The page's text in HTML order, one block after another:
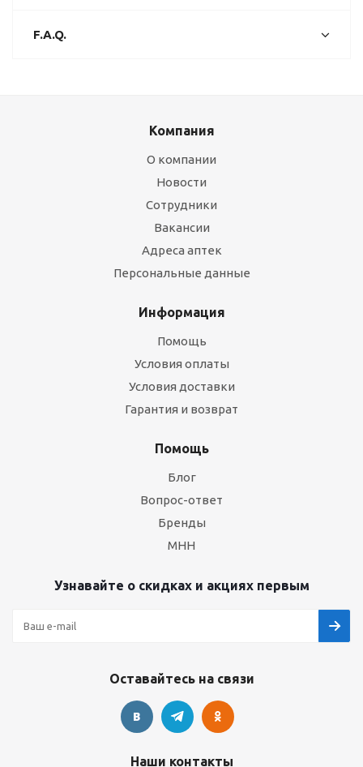
F.A.Q.
Компания
О компании
Новости
Сотрудники
Вакансии
Адреса аптек
Персональные данные
Информация
Помощь
Условия оплаты
Условия доставки
Гарантия и возврат
Помощь
Блог
Вопрос-ответ
Бренды
МНН
Узнавайте о скидках и акциях первым
Оставайтесь на связи
Наши контакты